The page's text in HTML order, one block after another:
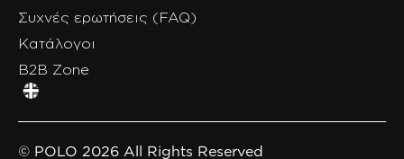
Συχνές ερωτήσεις (FAQ)
Κατάλογοι
B2B Zone
© POLO 2026 All Rights Reserved